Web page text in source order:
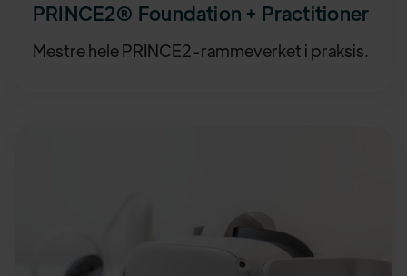
PRINCE2® Foundation + Practitioner
Mestre hele PRINCE2-rammeverket i praksis.